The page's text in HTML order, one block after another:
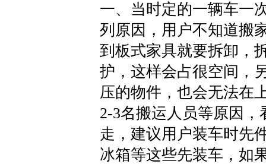
一、当时定的一辆车一
列原因，用户不知道搬
到板式家具就要拆卸，
护，这样会占很空间，
压的物件，也会无法在
2-3名搬运人员等原因
走，建议用户装车时先
冰箱等这些先装车，如